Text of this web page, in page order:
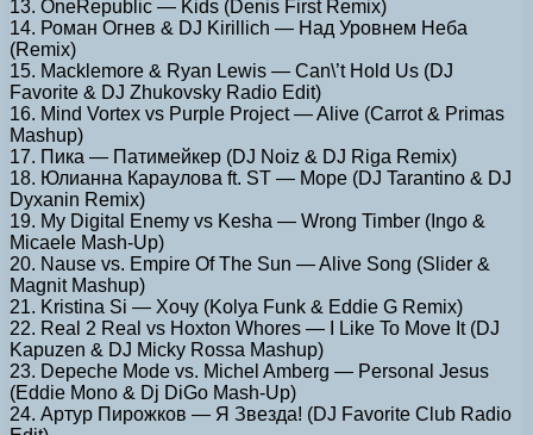
13. OneRepublic — Kids (Denis First Remix)
14. Роман Огнев & DJ Kirillich — Над Уровнем Неба
(Remix)
15. Macklemore & Ryan Lewis — Can\’t Hold Us (DJ
Favorite & DJ Zhukovsky Radio Edit)
16. Mind Vortex vs Purple Project — Alive (Carrot & Primas
Mashup)
17. Пика — Патимейкер (DJ Noiz & DJ Riga Remix)
18. Юлианна Караулова ft. ST — Море (DJ Tarantino & DJ
Dyxanin Remix)
19. My Digital Enemy vs Kesha — Wrong Timber (Ingo &
Micaele Mash-Up)
20. Nause vs. Empire Of The Sun — Alive Song (Slider &
Magnit Mashup)
21. Kristina Si — Хочу (Kolya Funk & Eddie G Remix)
22. Real 2 Real vs Hoxton Whores — I Like To Move It (DJ
Kapuzen & DJ Micky Rossa Mashup)
23. Depeche Mode vs. Michel Amberg — Personal Jesus
(Eddie Mono & Dj DiGo Mash-Up)
24. Артур Пирожков — Я Звезда! (DJ Favorite Club Radio